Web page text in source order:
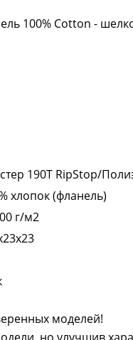
100% Cotton -
190Т RipStop/
хлопок (фланель)
г/м2
моделей!